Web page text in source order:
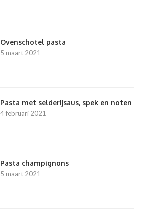
Ovenschotel pasta
5 maart 2021
Pasta met selderijsaus, spek en noten
4 februari 2021
Pasta champignons
5 maart 2021